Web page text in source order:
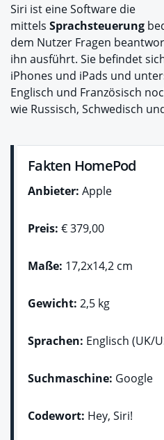
Siri ist eine Software die
mittels Sprachsteuerung
dem Nutzer Fragen
ihn ausführt. Sie befindet
iPhones und iPads und
Englisch und Französisch
wie Russisch, Schwedisch
Fakten HomePod
Anbieter: Apple
Preis: € 379,00
Maße: 17,2x14,2 cm
Gewicht: 2,5 kg
Sprachen: Englisch (UK/
Suchmaschine: Google
Codewort: Hey, Siri!